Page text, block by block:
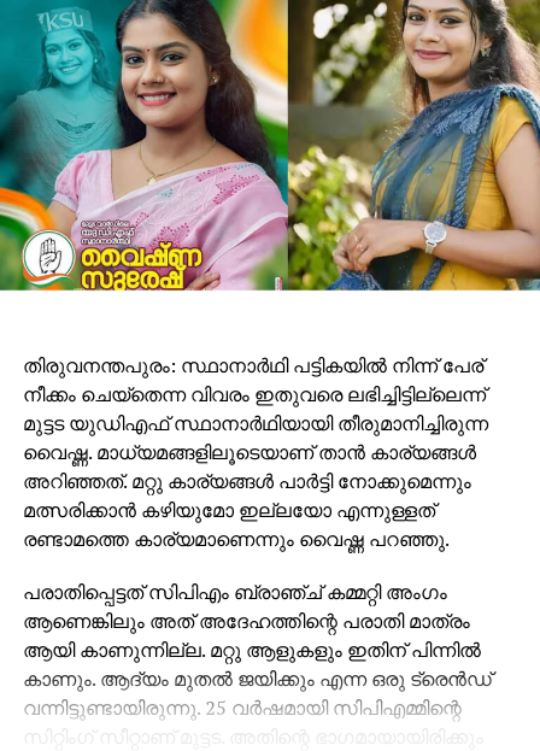
കൃത്യതയോടും കൂടി ലഭ്യമാക്കും. നാനോ ബനാന 2
ജെമിനി 3 പ്രോ ഇമേജ് മോഡലിലാണ്
പ്രവര്‍ത്തിക്കുന്നത്.
പ്രശസ്തരുടേതടക്കം ഉയര്‍ന്ന കൃത്യതയുള്ള
ചിത്രങ്ങള്‍ സൃഷ്ടിക്കാനും വ്യത്യസ്ത
പശ്ചാത്തലങ്ങളില്‍ ക്രിയേറ്റീവ് പ്രോംപ്റ്റുകള്‍
ഉപയോഗിച്ച് അവയെ ഇഷ്ടാനുസൃതമാക്കാനും നാനോ
ബനാന 2 സഹായിക്കുന്നുവെന്നാണ് റിപ്പോര്‍ട്ടുകള്‍.
ഉപയോക്താക്കളുടെ ചിത്രങ്ങള്‍ എഡിറ്റ് ചെയ്യാനായി
‘എഡിറ്റ് വിത്ത് ജെമിനി’ എന്ന ഫീച്ചറും ലഭ്യമാകും.
തിരുവനന്തപുരം: സ്ഥാനാര്‍ഥി പട്ടികയില്‍ നിന്ന് പേര്
നീക്കം ചെയ്‌തെന്ന വിവരം ഇതുവരെ ലഭിച്ചിട്ടില്ലെന്ന്
മുട്ടട യുഡിഎഫ് സ്ഥാനാര്‍ഥിയായി തീരുമാനിച്ചിരുന്ന
വൈഷ്ണ. മാധ്യമങ്ങളിലൂടെയാണ് താന്‍ കാര്യങ്ങള്‍
അറിഞ്ഞത്. മറ്റു കാര്യങ്ങള്‍ പാര്‍ട്ടി നോക്കുമെന്നും
മത്സരിക്കാന്‍ കഴിയുമോ ഇല്ലയോ എന്നുള്ളത്
രണ്ടാമത്തെ കാര്യമാണെന്നും വൈഷ്ണ പറഞ്ഞു.
പരാതിപ്പെട്ടത് സിപിഎം ബ്രാഞ്ച് കമ്മറ്റി അംഗം
ആണെങ്കിലും അത് അദേഹത്തിന്റെ പരാതി മാത്രം
ആയി കാണുന്നില്ല. മറ്റു ആളുകളും ഇതിന് പിന്നില്‍
കാണും. ആദ്യം മുതല്‍ ജയിക്കും എന്ന ഒരു ട്രെന്‍ഡ്
വന്നിട്ടുണ്ടായിരുന്നു. 25 വര്‍ഷമായി സിപിഎമ്മിന്റെ
സിറ്റിംഗ് സീറ്റാണ് മുട്ടട. അതിന്റെ ഭാഗമായായിരിക്കും